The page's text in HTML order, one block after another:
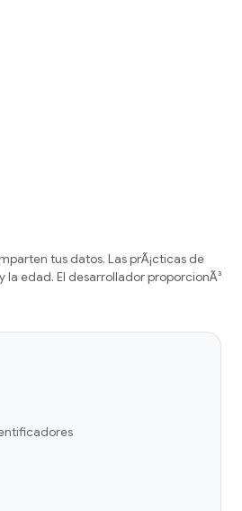
tus datos. Las prÃ¡cticas de
edad. El desarrollador proporcionÃ³